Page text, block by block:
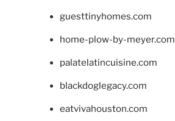
guesttinyhomes.com
home-plow-by-meyer.com
palatelatincuisine.com
blackdoglegacy.com
eatvivahouston.com